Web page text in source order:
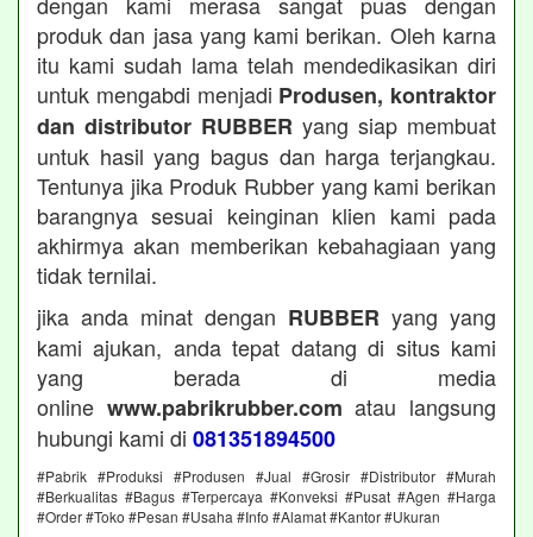
produk dan jasa yang kami berikan. Oleh karna
itu kami sudah lama telah mendedikasikan diri
untuk mengabdi menjadi Produsen, kontraktor
dan distributor RUBBER yang siap membuat
untuk hasil yang bagus dan harga terjangkau.
Tentunya jika Produk Rubber yang kami berikan
barangnya sesuai keinginan klien kami pada
akhirmya akan memberikan kebahagiaan yang
tidak ternilai.
jika anda minat dengan RUBBER yang yang
kami ajukan, anda tepat datang di situs kami
yang berada di media
online www.pabrikrubber.com atau langsung
hubungi kami di 081351894500
#Pabrik #Produksi #Produsen #Jual #Grosir #Distributor #Murah
#Berkualitas #Bagus #Terpercaya #Konveksi #Pusat #Agen #Harga
#Order #Toko #Pesan #Usaha #Info #Alamat #Kantor #Ukuran